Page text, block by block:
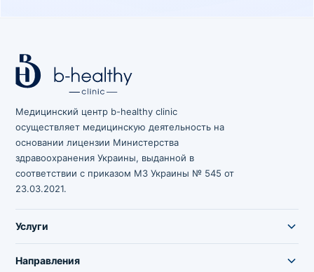
Медицинский центр b-healthy clinic
осуществляет медицинскую деятельность на
основании лицензии Министерства
здравоохранения Украины, выданной в
соответствии с приказом МЗ Украины № 545 от
23.03.2021.
Услуги
Направления